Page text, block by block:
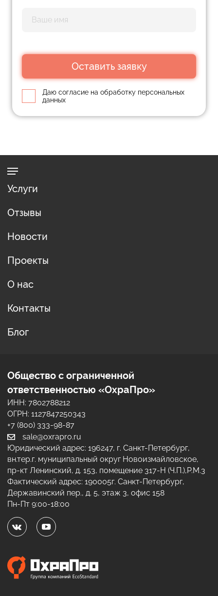
Оставить заявку
Даю согласие на обработку персональных
данных
Услуги
Отзывы
Новости
Проекты
О нас
Контакты
Блог
Общество с ограниченной
ответственностью «ОхраПро»
ИНН: 7802788212
ОГРН: 1127847250343
+7 (800) 333-98-87
sale@oxrapro.ru
Юридический адрес: 196247, г. Санкт-Петербург,
вн.тер.г. муниципальный округ Новоизмайловское,
пр-кт Ленинский, д. 153, помещение 317-Н (Ч.П.),Р.М.3
Фактический адрес: 190005г. Санкт-Петербург,
Державинский пер., д. 5, этаж 3, офис 158
Пн-Пт 9:00-18:00